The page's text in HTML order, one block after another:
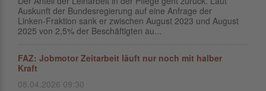
Auskunft der Bundesregierung auf eine Anfrage der
Linken-Fraktion sank er zwischen August 2023 und August
2025 von 2,5% der Beschäftigten au...
FAZ: Jobmotor Zeitarbeit läuft nur noch mit halber
Kraft
08.04.2026 09:30